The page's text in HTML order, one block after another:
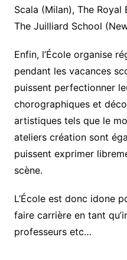
Scala (Milan), The
The Juilliard School
Enfin, l’École organise
pendant les vacances
puissent perfectionner
chorographiques et
artistiques tels que le
ateliers création sont
puissent exprimer
scène.
L‘École est donc idone
faire carrière en tant
professeurs etc…